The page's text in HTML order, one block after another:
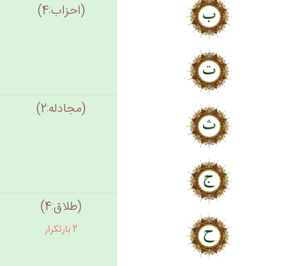
(احزاب:4)
(مجادله:2)
(طلاق:4)
2 بارتکرار